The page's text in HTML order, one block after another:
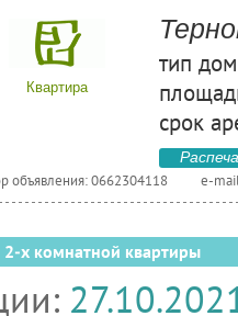
Квартира
тип
срок
объявления: 0662304118 e-
х комнатной квартиры